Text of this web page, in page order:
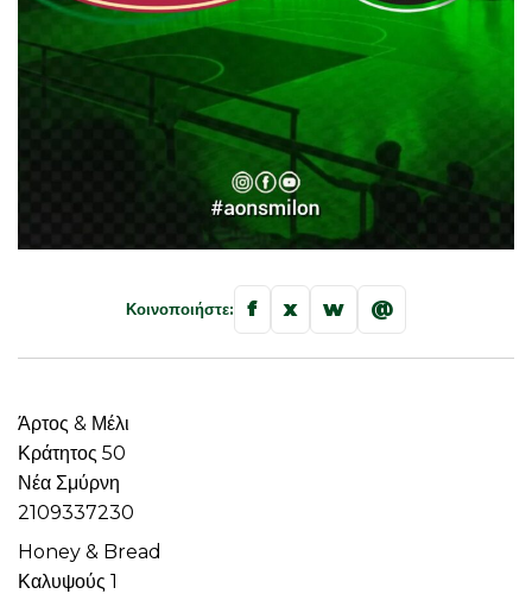
Κοινοποιήστε: f x w @
Άρτος & Μέλι
Κράτητος 50
Νέα Σμύρνη
2109337230
Honey & Bread
Καλυψούς 1